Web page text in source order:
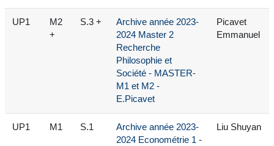
UP1
M2
+
S.3 +
Archive année 2023-
2024 Master 2
Recherche
Philosophie et
Société - MASTER-
M1 et M2 -
E.Picavet
Picavet
Emmanuel
UP1 M1 S.1
Archive année 2023-
2024 Econométrie 1 -
Liu Shuyan